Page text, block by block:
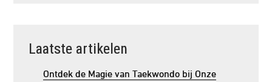
Laatste artikelen
Ontdek de Magie van Taekwondo bij Onze